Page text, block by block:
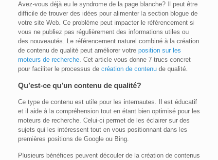
Avez-vous déjà eu le syndrome de la page blanche? Il peut être
difficile de trouver des idées pour alimenter la section blogue de
votre site Web. Ce problème peut impacter le référencement si
vous ne publiez pas régulièrement des informations utiles ou
des nouveautés. Le référencement naturel combiné à la création
de contenu de qualité peut améliorer votre position sur les
moteurs de recherche. Cet article vous donne 7 trucs concret
pour faciliter le processus de création de contenude qualité.
Qu’est-ce qu’un contenu de qualité?
Ce type de contenu est utile pour les internautes. Il est éducatif
et il aide à la compréhension tout en étant bien optimisé pour les
moteurs de recherche. Celui-ci permet de les éclairer sur des
sujets qui les intéressent tout en vous positionnant dans les
premières positions de Google ou Bing.
Plusieurs bénéfices peuvent découler de la création de contenus